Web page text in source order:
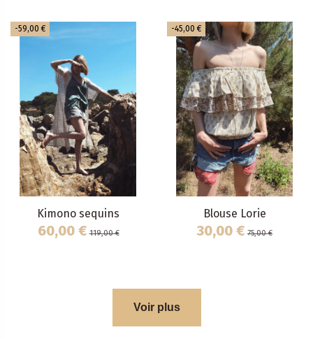
-59,00 €
Kimono sequins
60,00 € 119,00 €
-45,00 €
Blouse Lorie
30,00 € 75,00 €
Voir plus